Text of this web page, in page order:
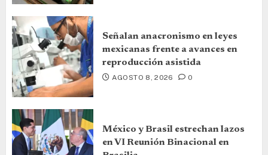
Señalan anacronismo en leyes
mexicanas frente a avances en
reproducción asistida
AGOSTO 8, 2026 0
México y Brasil estrechan lazos
en VI Reunión Binacional en